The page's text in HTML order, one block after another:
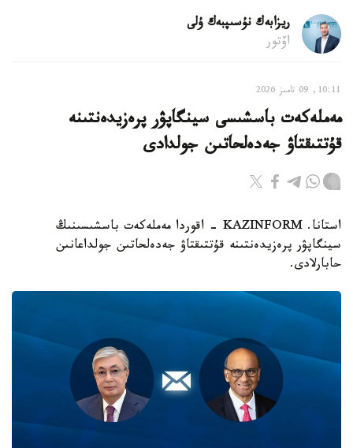
ريزابەك نۇسىپبەك ۇلى
اۆتور
10:11, 09 تامىز 2026
مەملەكەت باسشىسى سينگاپۋر پرەزيدەنتىنە
قۇتتىقتاۋ جەدەلحاتىن جولدادى
استانا. KAZINFORM - اقوردا مەملەكەت باسشىسىنىڭ
سينگاپۋر پرەزيدەنتىنە قۇتتىقتاۋ جەدەلحاتىن جولداعانىن
حابارلادى.